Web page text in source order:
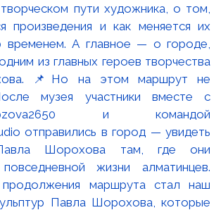
пути художника, о том,
произведения и как меняется их
временем. А главное — о городе,
из главных героев творчества
📌Но на этом маршрут не
музея участники вместе с
и командой
отправились в город — увидеть
Шорохова там, где они
жизни алматинцев.
маршрута стал наш
Павла Шорохова, которые